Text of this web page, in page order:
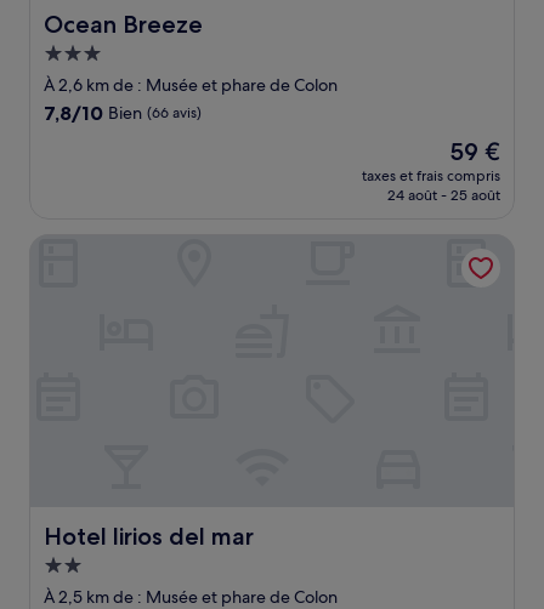
Ocean Breeze
Ocean Breeze
Hébergement
3.0 étoiles
À 2,6 km de : Musée et phare de Colon
7.8
7,8/10 Bien (66 avis)
Le
nouveau
prix
de
59 €
59 €
taxes et frais compris
24 août - 25 août
Hotel lirios del mar
Hotel lirios del mar
Hébergement
2.0 étoiles
À 2,5 km de : Musée et phare de Colon